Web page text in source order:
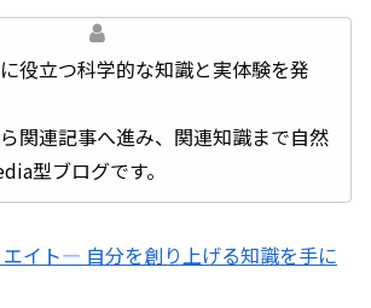
役立つ科学的な知識と実体験を発
関連記事へ進み、関連知識まで自然
型ブログです。
イト― 自分を創り上げる知識を手に